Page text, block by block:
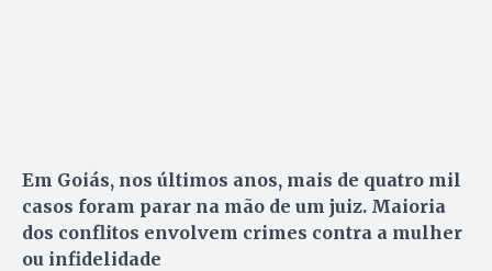
Em Goiás, nos últimos anos, mais de quatro mil
casos foram parar na mão de um juiz. Maioria
dos conflitos envolvem crimes contra a mulher
ou infidelidade